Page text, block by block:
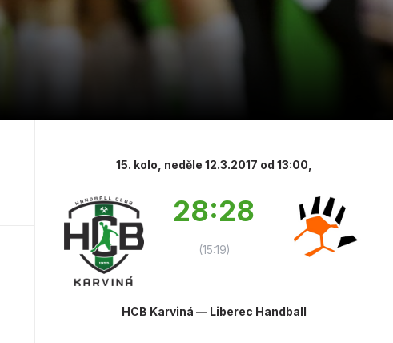
15. kolo, neděle 12.3.2017 od 13:00,
28:28
(15:19)
HCB Karviná — Liberec Handball